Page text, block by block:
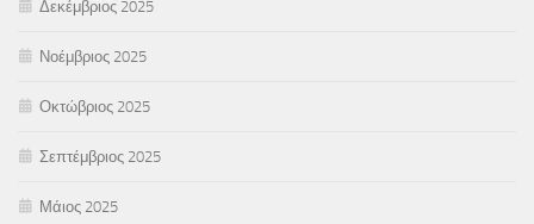
Δεκέμβριος 2025
Νοέμβριος 2025
Οκτώβριος 2025
Σεπτέμβριος 2025
Μάιος 2025